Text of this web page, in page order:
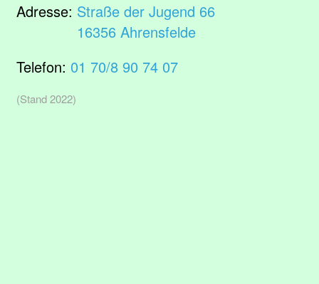
Adresse: Straße der Jugend 66
16356 Ahrensfelde
Telefon: 01 70/8 90 74 07
(Stand 2022)